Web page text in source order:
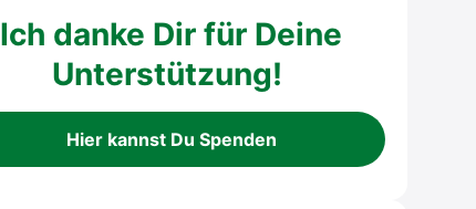
Ich danke Dir für Deine
Unterstützung!
Hier kannst Du Spenden